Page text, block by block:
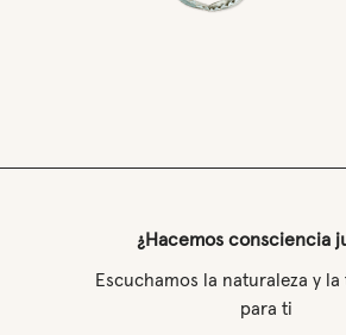
¿Hacemos consciencia
Escuchamos la naturaleza y
para ti